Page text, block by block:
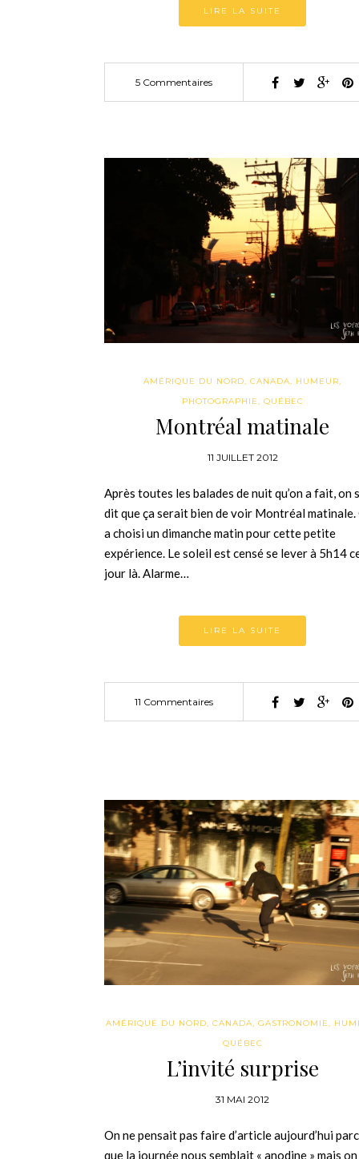
LIRE LA SUITE
5 Commentaires
AMÉRIQUE DU NORD, CANADA, HUMEUR,
PHOTOGRAPHIE, QUÉBEC
Montréal matinale
11 JUILLET 2012
Après toutes les balades de nuit qu’on a fait, on
dit que ça serait bien de voir Montréal matinale.
a choisi un dimanche matin pour cette petite
expérience. Le soleil est censé se lever à 5h14
jour là. Alarme…
LIRE LA SUITE
11 Commentaires
AMÉRIQUE DU NORD, CANADA, GASTRONOMIE,
QUÉBEC
L’invité surprise
31 MAI 2012
On ne pensait pas faire d’article aujourd’hui
que la journée nous semblait « anodine » mais on